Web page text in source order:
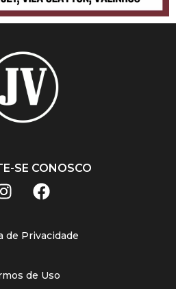
SE CONOSCO
de Privacidade
de Uso